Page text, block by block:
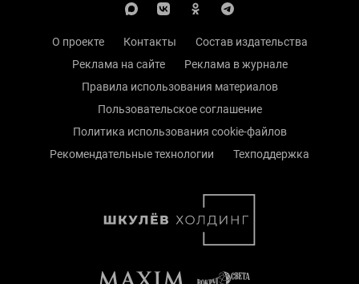
О проекте Контакты
Состав издательства
Реклама на сайте
Реклама в журнале
Правила использования материалов
Пользовательское соглашение
Политика использования cookie-файлов
Рекомендательные технологии
Техподдержка